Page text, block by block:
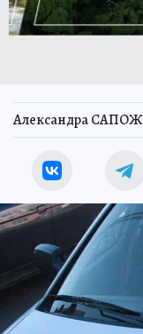
Александра